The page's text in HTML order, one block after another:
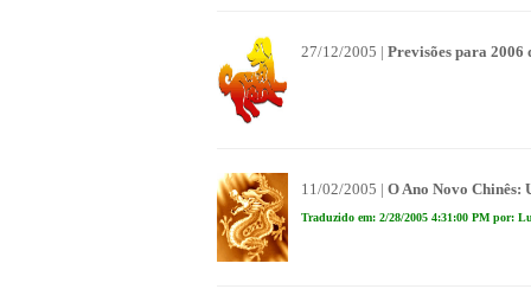
27/12/2005 | Previsões para 2006
11/02/2005 | O Ano Novo Chinês:
Traduzido em: 2/28/2005 4:31:00 PM por: